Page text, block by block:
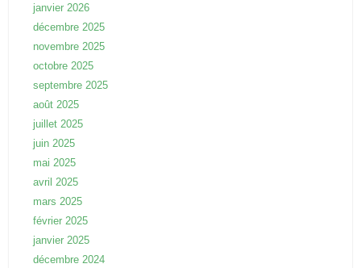
janvier 2026
décembre 2025
novembre 2025
octobre 2025
septembre 2025
août 2025
juillet 2025
juin 2025
mai 2025
avril 2025
mars 2025
février 2025
janvier 2025
décembre 2024